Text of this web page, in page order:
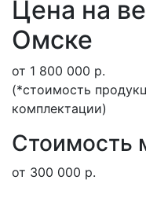
Цена на
Омске
от 1 800 000 р.
(*стоимость
комплектации)
Стоимость
от 300 000 р.